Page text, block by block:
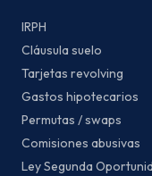
IRPH
Cláusula suelo
Tarjetas revolving
Gastos hipotecarios
Permutas / swaps
Comisiones abusivas
Ley Segunda